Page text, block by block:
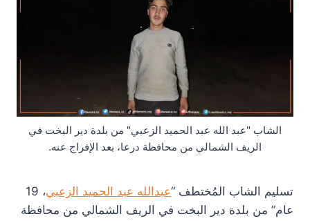
الشاب "عبد الله عبد الحميد الزعبي" من بلدة دير البخت في
الريف الشمالي من محافظة درعا، بعد الإفراج عنه.
تسليم الشاب المُختطف “عبدالله عبد الحميد الزعبي ، 19
عام” من بلدة دير البخت في الريف الشمالي من محافظة